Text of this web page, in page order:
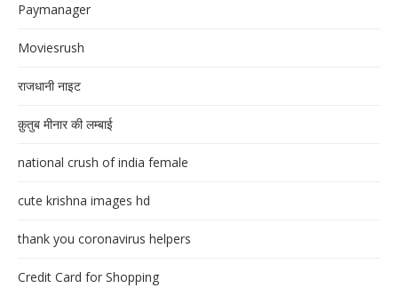
Paymanager
Moviesrush
राजधानी नाइट
क़ुतुब मीनार की लम्बाई
national crush of india female
cute krishna images hd
thank you coronavirus helpers
Credit Card for Shopping